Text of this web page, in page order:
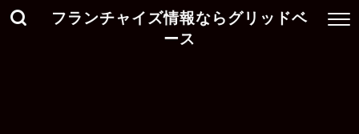
フランチャイズ情報ならグリッドベ
ース